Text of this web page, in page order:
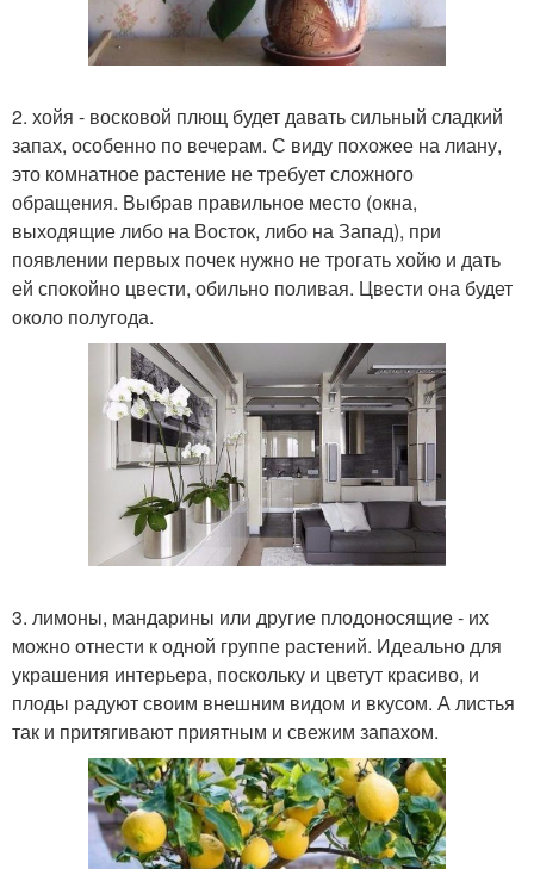
2. хойя - восковой плющ будет давать сильный сладкий
запах, особенно по вечерам. С виду похожее на лиану,
это комнатное растение не требует сложного
обращения. Выбрав правильное место (окна,
выходящие либо на Восток, либо на Запад), при
появлении первых почек нужно не трогать хойю и дать
ей спокойно цвести, обильно поливая. Цвести она будет
около полугода.
3. лимоны, мандарины или другие плодоносящие - их
можно отнести к одной группе растений. Идеально для
украшения интерьера, поскольку и цветут красиво, и
плоды радуют своим внешним видом и вкусом. А листья
так и притягивают приятным и свежим запахом.